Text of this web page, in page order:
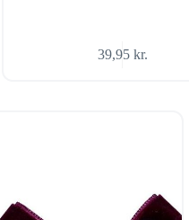
39,95 kr.